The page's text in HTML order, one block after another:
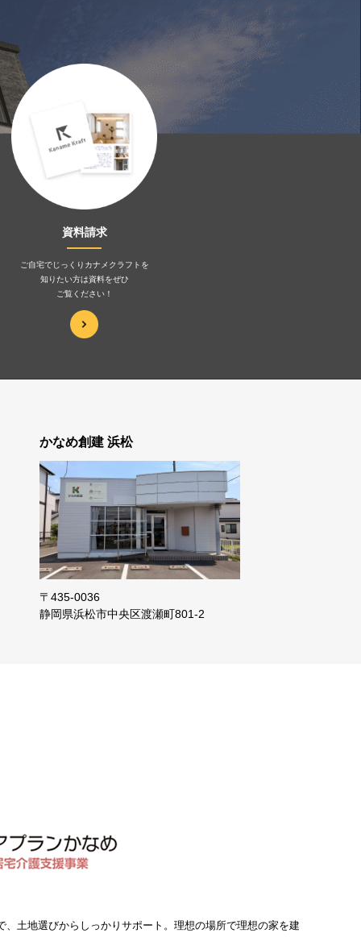
資料請求
ご自宅でじっくりカナメクラフトを
知りたい方は資料をぜひ
ご覧ください！
かなめ創建 浜松
〒435-0036
静岡県浜松市中央区渡瀬町801-2
土地選びからしっかりサポート。理想の場所で理想の家を建